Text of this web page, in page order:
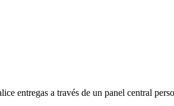
entregas a través de un panel central